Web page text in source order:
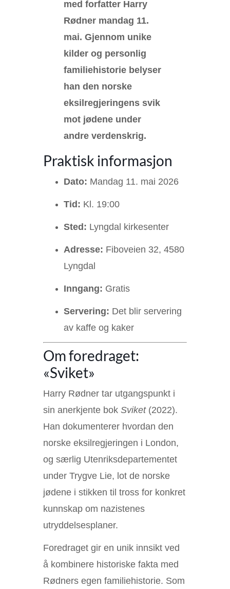
med forfatter Harry
Rødner mandag 11.
mai. Gjennom unike
kilder og personlig
familiehistorie belyser
han den norske
eksilregjeringens svik
mot jødene under
andre verdenskrig.
Praktisk informasjon
Dato: Mandag 11. mai 2026
Tid: Kl. 19:00
Sted: Lyngdal kirkesenter
Adresse: Fiboveien 32, 4580
Lyngdal
Inngang: Gratis
Servering: Det blir servering
av kaffe og kaker
Om foredraget:
«Sviket»
Harry Rødner tar utgangspunkt i
sin anerkjente bok Sviket(2022).
Han dokumenterer hvordan den
norske eksilregjeringen i London,
og særlig Utenriksdepartementet
under Trygve Lie, lot de norske
jødene i stikken til tross for konkret
kunnskap om nazistenes
utryddelsesplaner.
Foredraget gir en unik innsikt ved
å kombinere historiske fakta med
Rødners egen familiehistorie. Som